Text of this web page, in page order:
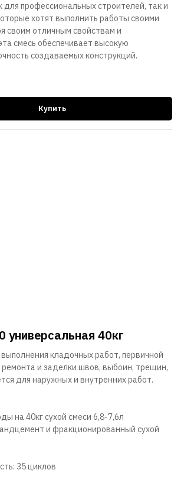
профессиональных строителей, так и
хотят выполнить работы своими
своим отличным свойствам и
смесь обеспечивает высокую
создаваемых конструкций.
Купить
40кг
кладочных работ, первичной
ремонта и заделки швов, выбоин, трещин,
для наружных и внутренних работ.
на 40кг сухой смеси 6,8-7,6л
и фракционированный сухой
35 циклов